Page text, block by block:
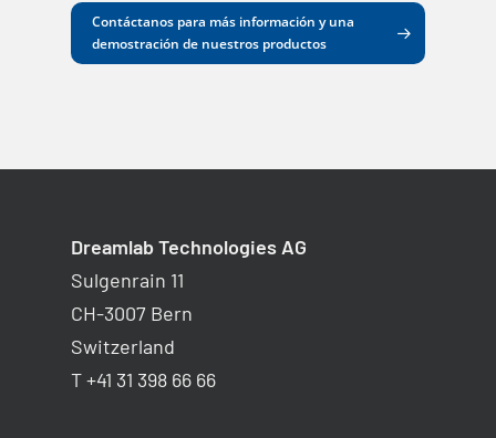
Contáctanos para más información y una
demostración de nuestros productos
Dreamlab Technologies AG
Sulgenrain 11
CH-3007 Bern
Switzerland
T +41 31 398 66 66